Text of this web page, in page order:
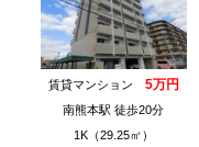
賃貸マンション 5万円
南熊本駅 徒歩20分
1K（29.25㎡）